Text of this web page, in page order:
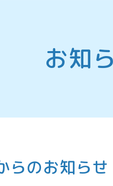
お知
らのお知らせ